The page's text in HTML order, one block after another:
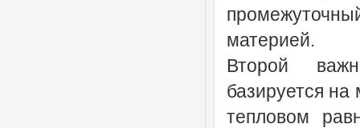
материей.
Второй
базируется
тепловом